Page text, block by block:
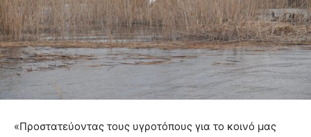
«Προστατεύοντας τους υγροτόπους για το κοινό μας